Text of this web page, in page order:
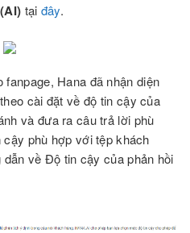
tại đây.
Hana đã nhận diện
cài đặt về độ tin cậy của
và đưa ra câu trả lời phù
phù hợp với tệp khách
về Độ tin cậy của phản hồi